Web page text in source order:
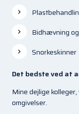
Bidhævning
Snorkeskinner
Det bedste ved at
Mine dejlige
omgivelser.